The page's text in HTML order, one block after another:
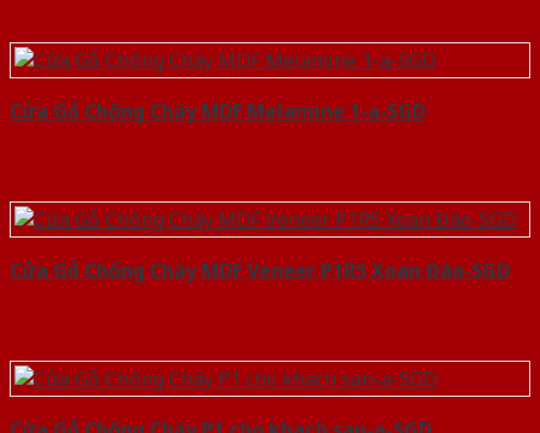
Cửa Gỗ Chống Cháy MDF Melamine 1-a-SGD
Cửa Gỗ Chống Cháy MDF Veneer P1R5 Xoan Đào-SGD